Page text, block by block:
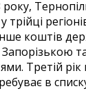
коштів
Запорізькою
Третій рік
в